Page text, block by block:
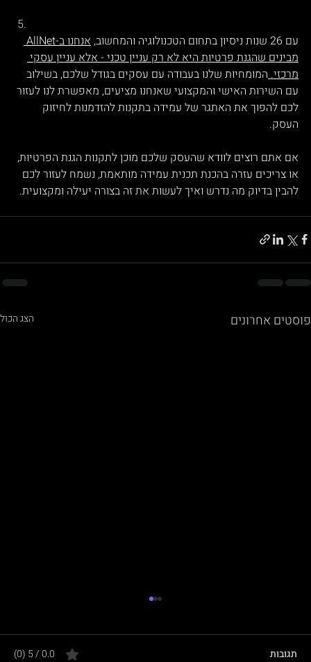
עם 26 שנות ניסיון בתחום הטכנולוגיה והמחשוב,
מבינים שהגנת פרטיות היא לא רק עניין טכני - אלא עניין עסקי
מרכזי. המומחיות שלנו בעבודה עם עסקים בגודל שלכם, בשילוב
עם השירות האישי והמקצועי שאנחנו מציעים, מאפשרת לנו לעזור
לכם להפוך את האתגר של עמידה בתקנות להזדמנות לחיזוק
העסק.
אם אתם רוצים לוודא שהעסק שלכם מוכן לתקנות הגנת הפרטיות,
או צריכים עזרה בהכנת תכנית עמידה מותאמת, נשמח לעזור לכם
להבין בדיוק מה נדרש ואיך לעשות את זה בצורה יעילה ומקצועית.
פוסטים אחרונים הצג הכול
תגובות 0.0 / 5 ‏(0)